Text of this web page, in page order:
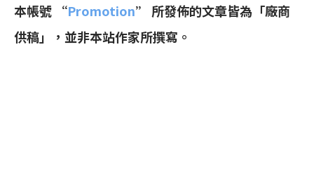
本帳號 “Promotion” 所發佈的文章皆為「廠商
供稿」，並非本站作家所撰寫。